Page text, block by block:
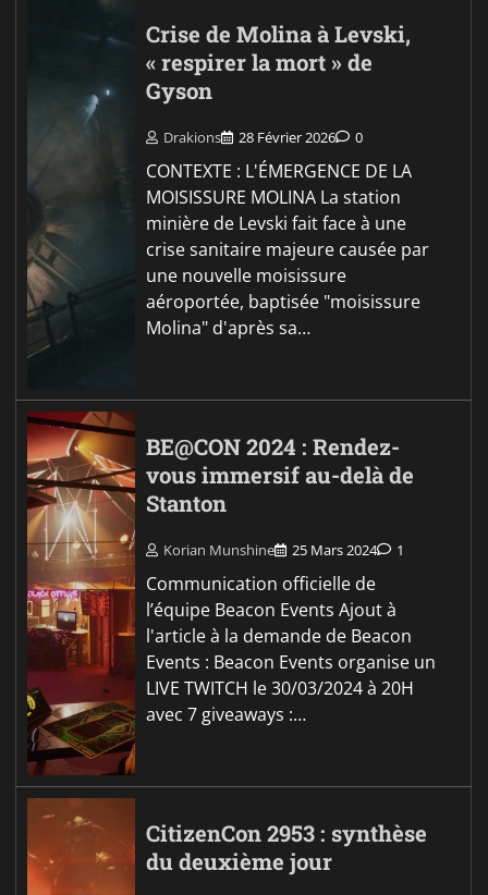
Crise de Molina à Levski,
« respirer la mort » de
Gyson
Drakions 28 Février 2026 0
CONTEXTE : L'ÉMERGENCE DE LA
MOISISSURE MOLINA La station
minière de Levski fait face à une
crise sanitaire majeure causée par
une nouvelle moisissure
aéroportée, baptisée "moisissure
Molina" d'après sa…
BE@CON 2024 : Rendez-
vous immersif au-delà de
Stanton
Korian Munshine 25 Mars 2024 1
Communication officielle de
l’équipe Beacon Events Ajout à
l'article à la demande de Beacon
Events : Beacon Events organise un
LIVE TWITCH le 30/03/2024 à 20H
avec 7 giveaways :…
CitizenCon 2953 : synthèse
du deuxième jour